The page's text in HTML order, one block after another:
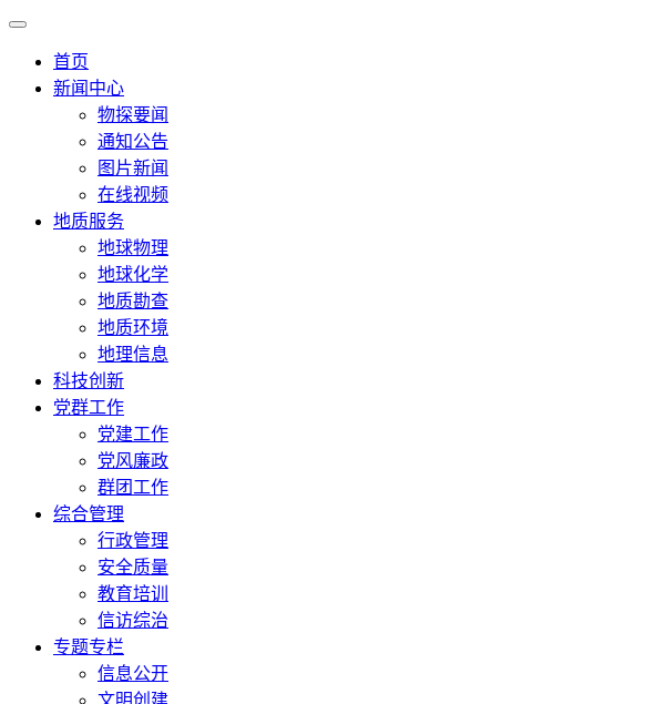
首页
新闻中心
物探要闻
通知公告
图片新闻
在线视频
地质服务
地球物理
地球化学
地质勘查
地质环境
地理信息
科技创新
党群工作
党建工作
党风廉政
群团工作
综合管理
行政管理
安全质量
教育培训
信访综治
专题专栏
信息公开
文明创建